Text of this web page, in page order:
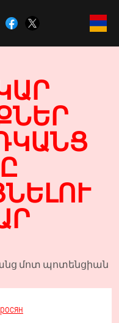
մոտ պոտենցիան